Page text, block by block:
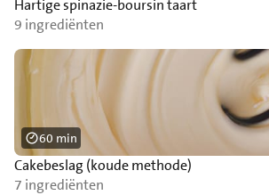
Hartige spinazie-boursin taart
9 ingrediënten
Cakebeslag (koude methode)
7 ingrediënten
60 min